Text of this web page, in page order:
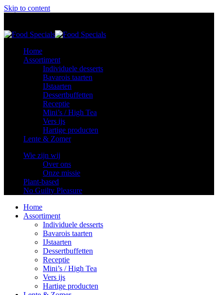
Skip to content
Home
Assortiment
Individuele desserts
Bavarois taarten
IJstaarten
Dessertbuffetten
Receptie
Mini’s / High Tea
Vers ijs
Hartige producten
Lente & Zomer
Wie zijn wij
Over ons
Onze missie
Plant-based
No Guilty Pleasure
Home
Assortiment
Individuele desserts
Bavarois taarten
IJstaarten
Dessertbuffetten
Receptie
Mini’s / High Tea
Vers ijs
Hartige producten